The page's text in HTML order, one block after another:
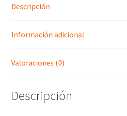
Descripción
Información adicional
Valoraciones (0)
Descripción